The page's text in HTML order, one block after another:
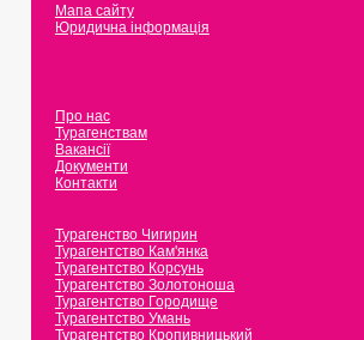
Мапа сайту
Юридична інформація
Про нас
Турагенствам
Вакансії
Документи
Контакти
Турагенство Чигирин
Турагентство Кам'янка
Турагентство Корсунь
Турагентство Золотоноша
Турагентство Городище
Турагентство Умань
Турагентство Кропивницький